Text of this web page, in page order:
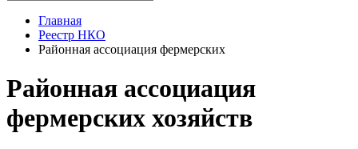
Главная
Реестр НКО
Районная ассоциация фермерских
Районная ассоциация
фермерских хозяйств